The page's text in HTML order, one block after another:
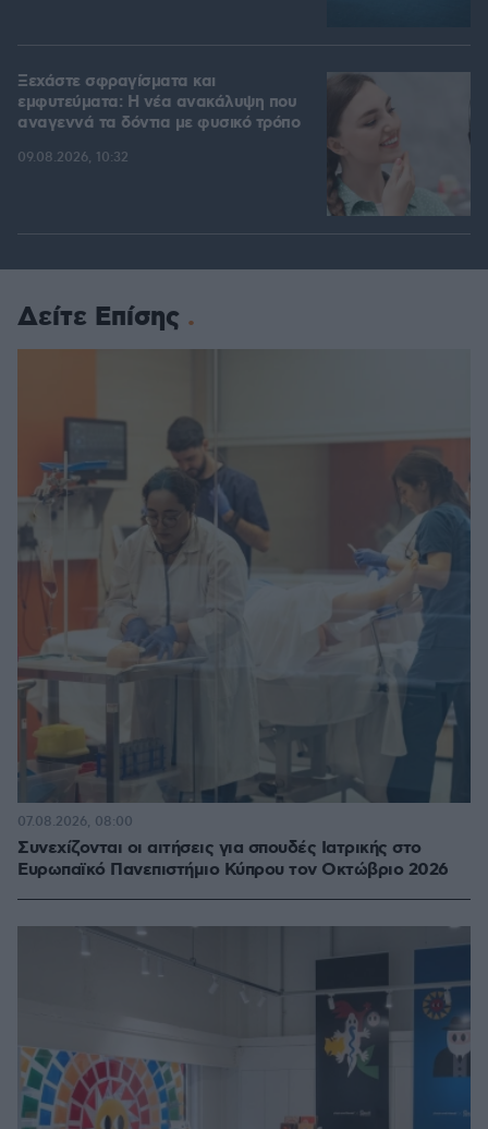
Ξεχάστε σφραγίσματα και
εμφυτεύματα: Η νέα ανακάλυψη που
αναγεννά τα δόντια με φυσικό τρόπο
09.08.2026, 10:32
Δείτε Επίσης
Συνεχίζονται οι αιτήσεις για σπουδές Ιατρικής στο
Ευρωπαϊκό Πανεπιστήμιο Κύπρου τον Οκτώβριο 2026
07.08.2026, 08:00